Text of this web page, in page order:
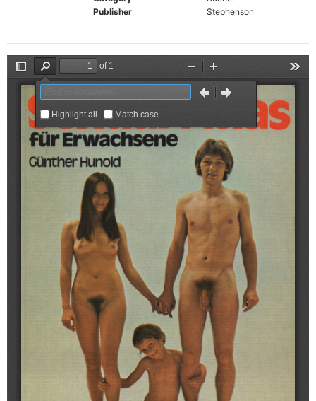
Publisher
Stephenson